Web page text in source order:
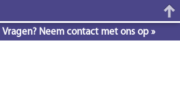
Vragen? Neem contact met ons op »